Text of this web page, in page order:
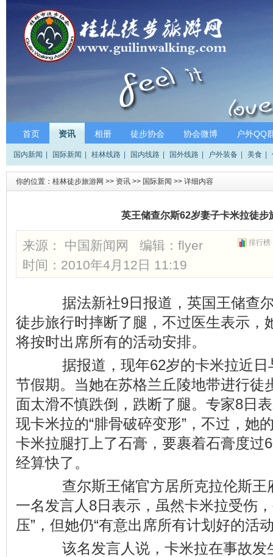
首页 资讯 相册 徒步协会 协会微博 户外QQ
国内新闻 国际新闻 桂林线路 国内线路 国外线路 户外装备 美食
你的位置： 桂林徒步旅游网 >> 资讯 >> 国际新闻 >> 详细内容
英王储查尔斯62岁妻子卡米拉徒步
排行榜
来源： 中国新闻网 编辑： flyer
时间：2010年4月12日 11:19
据法新社9日报道，英国王储查尔
徒步旅行时摔断了腿，不过医生表示，
将按时出席所有的活动安排。
据报道，现年62岁的卡米拉近日
节假期。当她在苏格兰丘陵地带进行徒
面太滑不慎跌倒，跌断了腿。专家8日
现卡米拉的“腓骨破碎变形”，不过，她
卡米拉腿打上了石膏，要裹着石膏度过
经算快了。
查尔斯王储官方居所克拉伦斯王
一名发言人8日表示，虽然卡米拉受伤
压”，但她仍“有意出席所有计划好的活
该名发言人说，卡米拉在事故发